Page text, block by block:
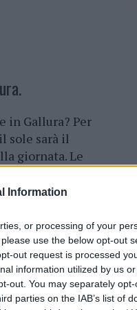
Information
or processing of your
use the below opt-out
out request is processed
information utilized by us
out. You may separately
parties on the IAB’s list of
in Gallura? Per
il sole sarà il
giornata. Le
una
a11°C
a circa22
alto (8). In